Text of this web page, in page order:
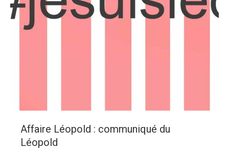
Affaire Léopold : communiqué du
Léopold